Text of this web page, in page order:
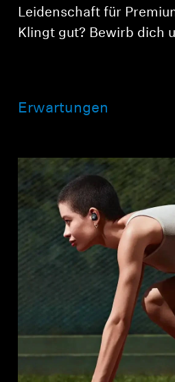
Entdecken
Support
Professionell
Leidenschaft für
Klingt gut? Bewirb dich
Erwartungen